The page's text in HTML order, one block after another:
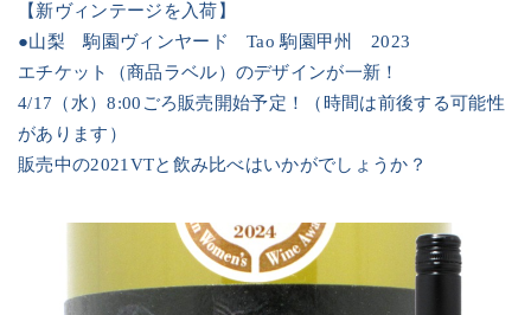
【新ヴィンテージを入荷】
●山梨 駒園ヴィンヤードTao駒園甲州 2023
エチケット（商品ラベル）のデザインが一新！
4/17 （水）8:00 ごろ販売開始予定！（時間は前後する可能性
があります）
販売中の2021VTと飲み比べはいかがでしょうか？